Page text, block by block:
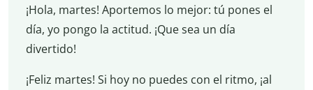
¡Hola, martes! Aportemos lo mejor: tú pones el
día, yo pongo la actitud. ¡Que sea un día
divertido!
¡Feliz martes! Si hoy no puedes con el ritmo, ¡al